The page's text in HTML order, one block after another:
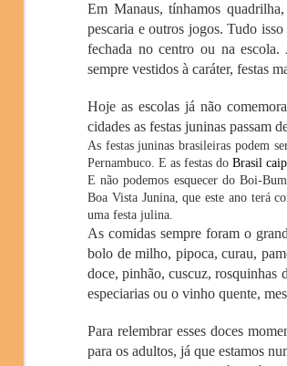
Em Manaus, tínhamos
pescaria e outros jogos. Tudo
fechada no centro ou na escola.
sempre vestidos à caráter, festas
Hoje as escolas já não
cidades as festas juninas passam
As festas juninas brasileiras podem
Pernambuco. E as festas do Brasil
E não podemos esquecer do Boi-
Boa Vista Junina, que este ano terá
uma festa julina.
As comidas sempre foram o
bolo de milho, pipoca, curau,
doce, pinhão, cuscuz, rosquinhas
especiarias ou o vinho quente,
Para relembrar esses doces
para os adultos, já que estamos
O congresso mundial de Ciência
muitas novidades e novas
entre outros.
A prestigiada marca chinesa de
de 6.000 anos de história , o
baijiu de aroma leve. Seu
destilação e envelhecimento em
delicadeza. O Fenjiu é um
equilibrado o destacam entre os
Pere Castells , diretor do Science